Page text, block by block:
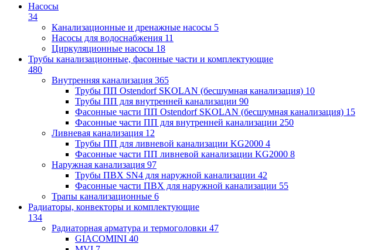
Насосы
34
Канализационные и дренажные насосы 5
Насосы для водоснабжения 11
Циркуляционные насосы 18
Трубы канализационные, фасонные части и комплектующие
480
Внутренняя канализация 365
Трубы ПП Ostendorf SKOLAN (бесшумная канализация) 10
Трубы ПП для внутренней канализации 90
Фасонные части ПП Ostendorf SKOLAN (бесшумная канализация) 15
Фасонные части ПП для внутренней канализации 250
Ливневая канализация 12
Трубы ПП для ливневой канализации KG2000 4
Фасонные части ПП ливневой канализации KG2000 8
Наружная канализация 97
Трубы ПВХ SN4 для наружной канализации 42
Фасонные части ПВХ для наружной канализации 55
Трапы канализационные 6
Радиаторы, конвекторы и комплектующие
134
Радиаторная арматура и термоголовки 47
GIACOMINI 40